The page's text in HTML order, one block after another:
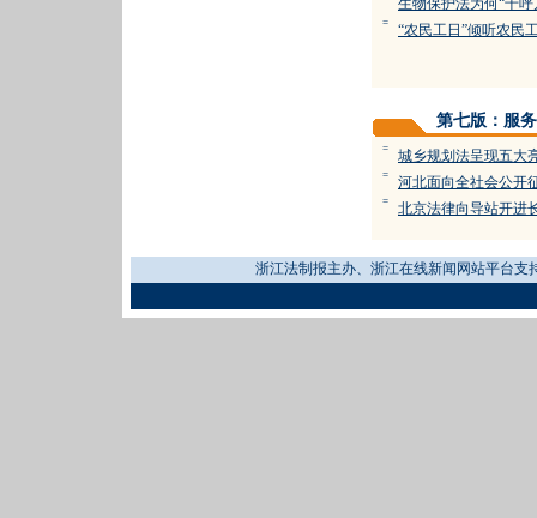
生物保护法为何“千呼
= “农民工日”倾听农民
第七版：服务
= 城乡规划法呈现五大
= 河北面向全社会公开
= 北京法律向导站开进
浙江法制报主办、浙江在线新闻网站平台